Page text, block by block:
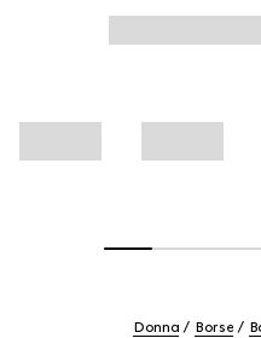
Donna Borse